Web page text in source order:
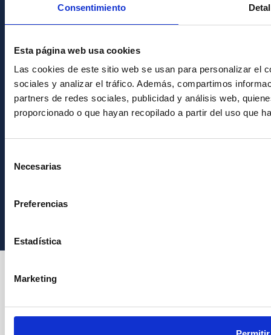
Consentimiento
Esta página web usa cookies
Las cookies de este sitio web se usan para personalizar el
sociales y analizar el tráfico. Además, compartimos
partners de redes sociales, publicidad y análisis web,
proporcionado o que hayan recopilado a partir del uso que
Necesarias
Preferencias
Estadística
Marketing
PostFooter > Newsletter link
Únete a nuestra
Newsletter